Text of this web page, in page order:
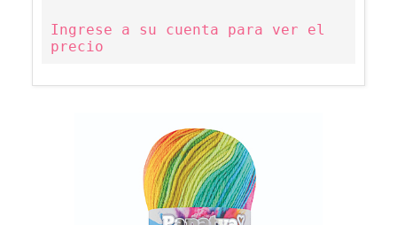
Ingrese a su cuenta para ver el
precio